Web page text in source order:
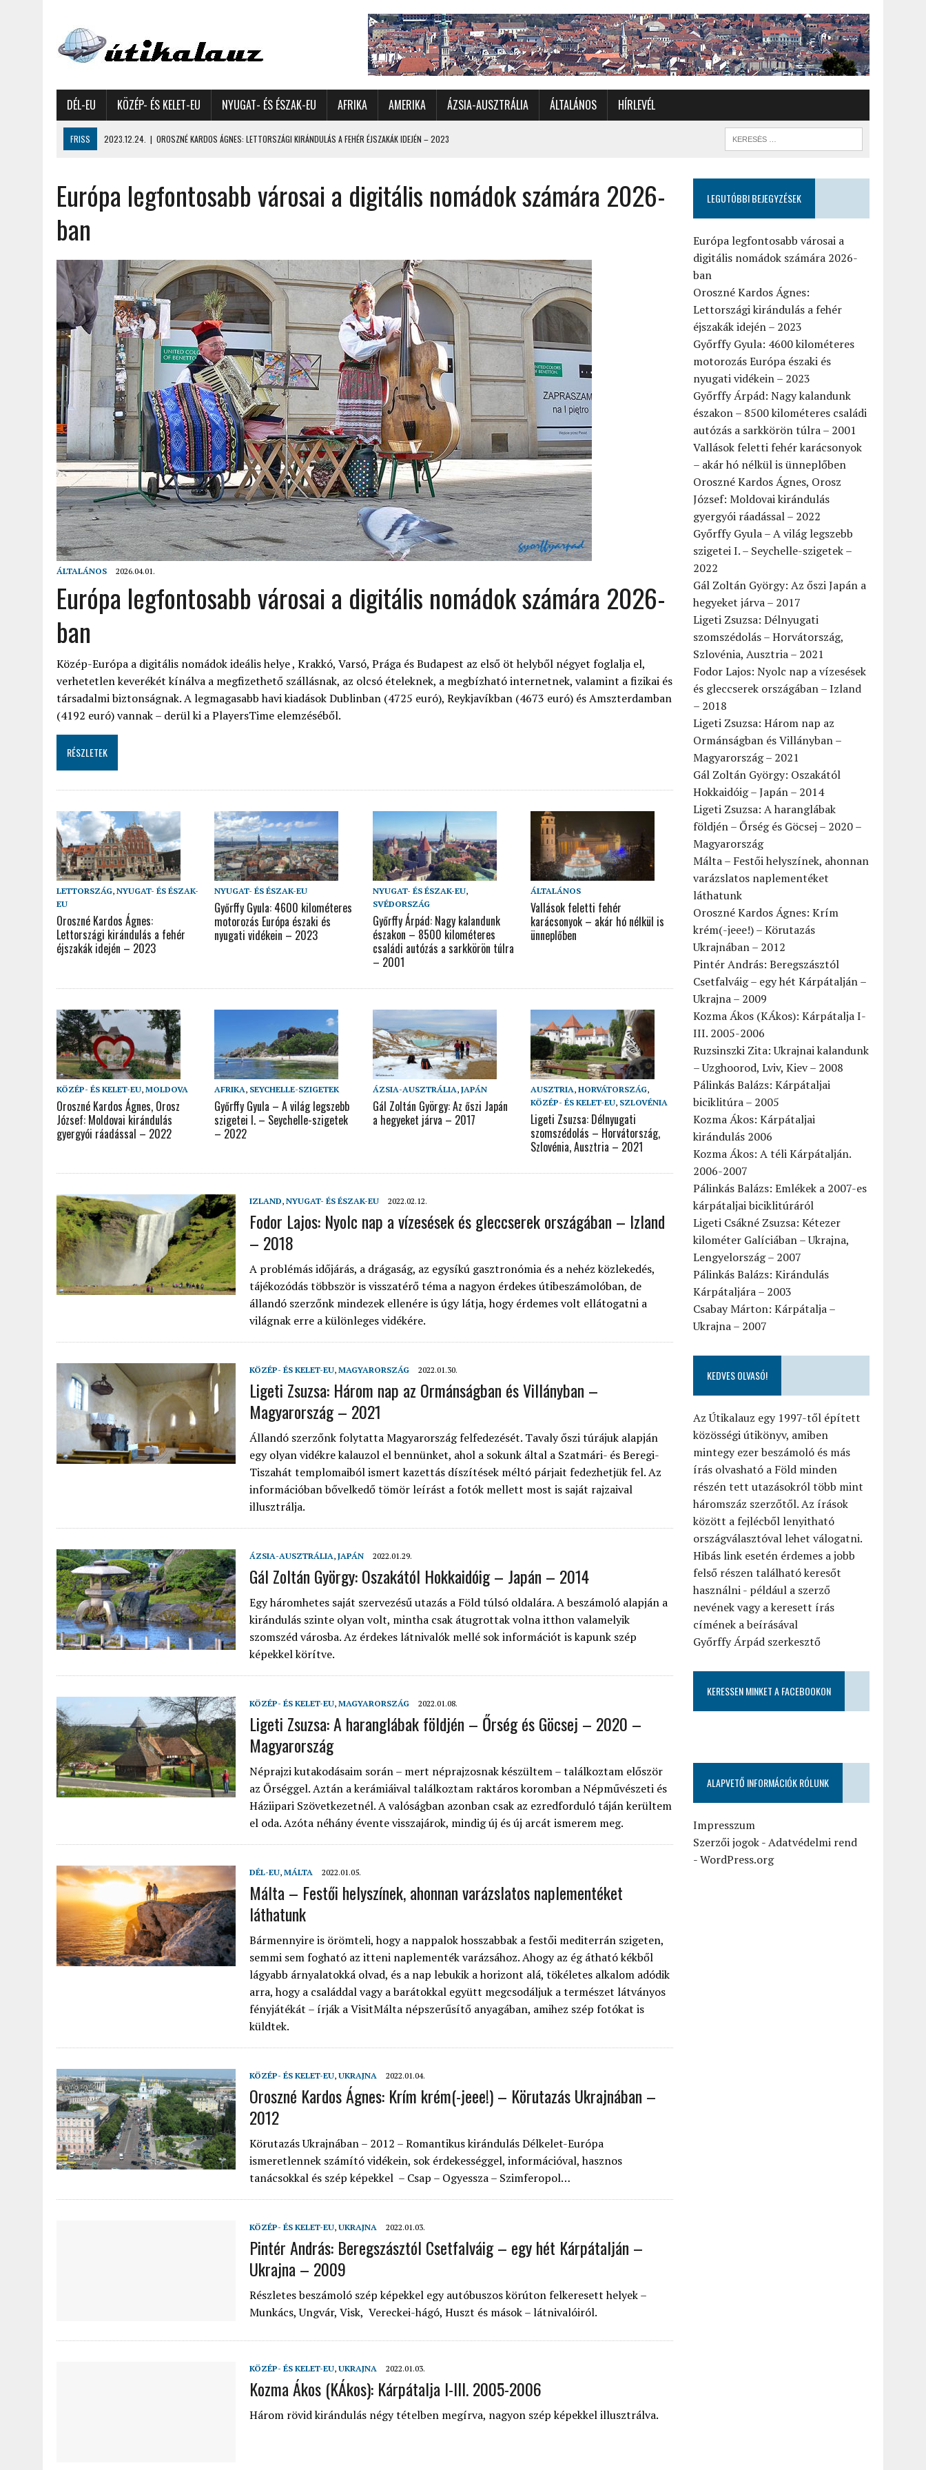
DÉL-EU KÖZÉP- ÉS KELET-EU NYUGAT- ÉS ÉSZAK-EU AFRIKA AMERIKA ÁZSIA-AUSZTRÁLIA ÁLTALÁNOS HÍRLEVÉL
FRISS 2023.12.24. | OROSZNÉ KARDOS ÁGNES: LETTORSZÁGI KIRÁNDULÁS A FEHÉR ÉJSZAKÁK IDEJÉN – 2023
2023.11.17.
GYŐRFFY ÁRPÁD: NAGY KALANDUNK ÉSZAKON – 8500 KILOMÉTERES CSALÁDI AUTÓZÁS A SARKKÖRÖN TÚLRA – 2001
2022.12.21. |
VALLÁSOK FELETTI FEHÉR KARÁCSONYOK – AKÁR HÓ NÉLKÜL IS ÜNNEPLŐBEN
2022.12.11.
2022.02.26. | GÁL ZOLTÁN GYÖRGY: AZ ŐSZI JAPÁN A HEGYEKET JÁRVA – 2017
2022.02.24. | LIGETI ZSUZSA: DÉLNYUGATI SZOMSZÉDOLÁS – HORVÁTORSZÁG, SZLOVÉNIA, AUSZTRIA – 2021
2022.02.12. | FODOR LAJOS: NYOLC NAP A VÍZESÉSEK ÉS GLECCSEREK ORSZÁGÁBAN – IZLAND – 2018
2026.04.01. | EURÓPA LEGFONTOSABB VÁROSAI A DIGITÁLIS NOMÁDOK SZÁMÁRA 2026-BAN
Európa legfontosabb városai a digitális nomádok számára 2026-
ban
ÁLTALÁNOS 2026.04.01.
Európa legfontosabb városai a digitális nomádok számára 2026-
ban
Közép-Európa a digitális nomádok ideális helye , Krakkó, Varsó, Prága és Budapest az első öt helyből négyet foglalja el,
verhetetlen keverékét kínálva a megfizethető szállásnak, az olcsó ételeknek, a megbízható internetnek, valamint a fizikai és
társadalmi biztonságnak. A legmagasabb havi kiadások Dublinban (4725 euró), Reykjavíkban (4673 euró) és Amszterdamban
(4192 euró) vannak – derül ki a PlayersTime elemzéséből.
RÉSZLETEK
LETTORSZÁG, NYUGAT- ÉS ÉSZAK-
EU
Oroszné Kardos Ágnes:
Lettországi kirándulás a fehér
éjszakák idején – 2023
NYUGAT- ÉS ÉSZAK-EU
Győrffy Gyula: 4600 kilométeres
motorozás Európa északi és
nyugati vidékein – 2023
NYUGAT- ÉS ÉSZAK-EU,
SVÉDORSZÁG
Győrffy Árpád: Nagy kalandunk
északon – 8500 kilométeres
családi autózás a sarkkörön túlra
– 2001
ÁLTALÁNOS
Vallások feletti fehér
karácsonyok – akár hó nélkül is
ünneplőben
KÖZÉP- ÉS KELET-EU, MOLDOVA
Oroszné Kardos Ágnes, Orosz
József: Moldovai kirándulás
gyergyói ráadással – 2022
AFRIKA, SEYCHELLE-SZIGETEK
Győrffy Gyula – A világ legszebb
szigetei I. – Seychelle-szigetek
– 2022
ÁZSIA-AUSZTRÁLIA, JAPÁN
Gál Zoltán György: Az őszi Japán
a hegyeket járva – 2017
AUSZTRIA, HORVÁTORSZÁG,
KÖZÉP- ÉS KELET-EU, SZLOVÉNIA
Ligeti Zsuzsa: Délnyugati
szomszédolás – Horvátország,
Szlovénia, Ausztria – 2021
IZLAND, NYUGAT- ÉS ÉSZAK-EU 2022.02.12.
Fodor Lajos: Nyolc nap a vízesések és gleccserek országában – Izland
– 2018
A problémás időjárás, a drágaság, az egysíkú gasztronómia és a nehéz közlekedés,
tájékozódás többször is visszatérő téma a nagyon érdekes útibeszámolóban, de
állandó szerzőnk mindezek ellenére is úgy látja, hogy érdemes volt ellátogatni a
világnak erre a különleges vidékére.
KÖZÉP- ÉS KELET-EU, MAGYARORSZÁG 2022.01.30.
Ligeti Zsuzsa: Három nap az Ormánságban és Villányban –
Magyarország – 2021
Állandó szerzőnk folytatta Magyarország felfedezését. Tavaly őszi túrájuk alapján
egy olyan vidékre kalauzol el bennünket, ahol a sokunk által a Szatmári- és Beregi-
Tiszahát templomaiból ismert kazettás díszítések méltó párjait fedezhetjük fel. Az
információban bővelkedő tömör leírást a fotók mellett most is saját rajzaival
illusztrálja.
ÁZSIA-AUSZTRÁLIA, JAPÁN 2022.01.29.
Gál Zoltán György: Oszakától Hokkaidóig – Japán – 2014
Egy háromhetes saját szervezésű utazás a Föld túlsó oldalára. A beszámoló alapján a
kirándulás szinte olyan volt, mintha csak átugrottak volna itthon valamelyik
szomszéd városba. Az érdekes látnivalók mellé sok információt is kapunk szép
képekkel körítve.
KÖZÉP- ÉS KELET-EU, MAGYARORSZÁG 2022.01.08.
Ligeti Zsuzsa: A haranglábak földjén – Őrség és Göcsej – 2020 –
Magyarország
Néprajzi kutakodásaim során – mert néprajzosnak készültem – találkoztam először
az Őrséggel. Aztán a kerámiáival találkoztam raktáros koromban a Népművészeti és
Háziipari Szövetkezetnél. A valóságban azonban csak az ezredforduló táján kerültem
el oda. Azóta néhány évente visszajárok, mindig új és új arcát ismerem meg.
DÉL-EU, MÁLTA 2022.01.05.
Málta – Festői helyszínek, ahonnan varázslatos naplementéket
láthatunk
Bármennyire is örömteli, hogy a nappalok hosszabbak a festői mediterrán szigeten,
semmi sem fogható az itteni naplementék varázsához. Ahogy az ég átható kékből
lágyabb árnyalatokká olvad, és a nap lebukik a horizont alá, tökéletes alkalom adódik
arra, hogy a családdal vagy a barátokkal együtt megcsodáljuk a természet látványos
fényjátékát – írják a VisitMálta népszerűsítő anyagában, amihez szép fotókat is
küldtek.
KÖZÉP- ÉS KELET-EU, UKRAJNA 2022.01.04.
Oroszné Kardos Ágnes: Krím krém(-jeee!) – Körutazás Ukrajnában –
2012
Körutazás Ukrajnában – 2012 – Romantikus kirándulás Délkelet-Európa
ismeretlennek számító vidékein, sok érdekességgel, információval, hasznos
tanácsokkal és szép képekkel – Csap – Ogyessza – Szimferopol…
KÖZÉP- ÉS KELET-EU, UKRAJNA 2022.01.03.
Pintér András: Beregszásztól Csetfalváig – egy hét Kárpátalján –
Ukrajna – 2009
Részletes beszámoló szép képekkel egy autóbuszos körúton felkeresett helyek –
Munkács, Ungvár, Visk, Vereckei-hágó, Huszt és mások – látnivalóiról.
KÖZÉP- ÉS KELET-EU, UKRAJNA 2022.01.03.
Kozma Ákos (KÁkos): Kárpátalja I-III. 2005-2006
Három rövid kirándulás négy tételben megírva, nagyon szép képekkel illusztrálva.
LEGUTÓBBI BEJEGYZÉSEK
Európa legfontosabb városai a
digitális nomádok számára 2026-
ban
Oroszné Kardos Ágnes:
Lettországi kirándulás a fehér
éjszakák idején – 2023
Győrffy Gyula: 4600 kilométeres
motorozás Európa északi és
nyugati vidékein – 2023
Győrffy Árpád: Nagy kalandunk
északon – 8500 kilométeres családi
autózás a sarkkörön túlra – 2001
Vallások feletti fehér karácsonyok
– akár hó nélkül is ünneplőben
Oroszné Kardos Ágnes, Orosz
József: Moldovai kirándulás
gyergyói ráadással – 2022
Győrffy Gyula – A világ legszebb
szigetei I. – Seychelle-szigetek –
2022
Gál Zoltán György: Az őszi Japán a
hegyeket járva – 2017
Ligeti Zsuzsa: Délnyugati
szomszédolás – Horvátország,
Szlovénia, Ausztria – 2021
Fodor Lajos: Nyolc nap a vízesések
és gleccserek országában – Izland
– 2018
Ligeti Zsuzsa: Három nap az
Ormánságban és Villányban –
Magyarország – 2021
Gál Zoltán György: Oszakától
Hokkaidóig – Japán – 2014
Ligeti Zsuzsa: A haranglábak
földjén – Őrség és Göcsej – 2020 –
Magyarország
Málta – Festői helyszínek, ahonnan
varázslatos naplementéket
láthatunk
Oroszné Kardos Ágnes: Krím
krém(-jeee!) – Körutazás
Ukrajnában – 2012
Pintér András: Beregszásztól
Csetfalváig – egy hét Kárpátalján –
Ukrajna – 2009
Kozma Ákos (KÁkos): Kárpátalja I-
III. 2005-2006
Ruzsinszki Zita: Ukrajnai kalandunk
– Uzghoorod, Lviv, Kiev – 2008
Pálinkás Balázs: Kárpátaljai
biciklitúra – 2005
Kozma Ákos: Kárpátaljai
kirándulás 2006
Kozma Ákos: A téli Kárpátalján.
2006-2007
Pálinkás Balázs: Emlékek a 2007-es
kárpátaljai biciklitúráról
Ligeti Csákné Zsuzsa: Kétezer
kilométer Galíciában – Ukrajna,
Lengyelország – 2007
Pálinkás Balázs: Kirándulás
Kárpátaljára – 2003
Csabay Márton: Kárpátalja –
Ukrajna – 2007
KEDVES OLVASÓ!
Az Útikalauz egy 1997-től épített
közösségi útikönyv, amiben
mintegy ezer beszámoló és más
írás olvasható a Föld minden
részén tett utazásokról több mint
háromszáz szerzőtől. Az írások
között a fejlécből lenyitható
országválasztóval lehet válogatni.
Hibás link esetén érdemes a jobb
felső részen található keresőt
használni - például a szerző
nevének vagy a keresett írás
címének a beírásával
Győrffy Árpád szerkesztő
KERESSEN MINKET A FACEBOOKON
ALAPVETŐ INFORMÁCIÓK RÓLUNK
Impresszum
Szerzői jogok-Adatvédelmi rend
-WordPress.org